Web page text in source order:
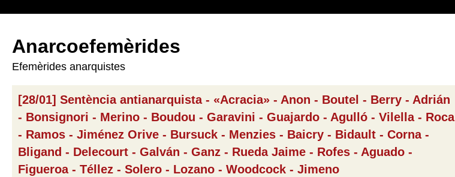
Anarcoefemèrides
Efemèrides anarquistes
[28/01] Sentència antianarquista - «Acracia» - Anon - Boutel - Berry - Adrián
- Bonsignori - Merino - Boudou - Garavini - Guajardo - Agulló - Vilella - Roca
- Ramos - Jiménez Orive - Bursuck - Menzies - Baicry - Bidault - Corna -
Bligand - Delecourt - Galván - Ganz - Rueda Jaime - Rofes - Aguado -
Figueroa - Téllez - Solero - Lozano - Woodcock - Jimeno